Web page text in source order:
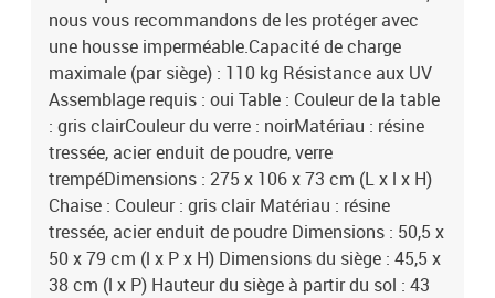
nous vous recommandons de les protéger avec
une housse imperméable.Capacité de charge
maximale (par siège) : 110 kg Résistance aux UV
Assemblage requis : oui Table : Couleur de la table
: gris clairCouleur du verre : noirMatériau : résine
tressée, acier enduit de poudre, verre
trempéDimensions : 275 x 106 x 73 cm (L x l x H)
Chaise : Couleur : gris clair Matériau : résine
tressée, acier enduit de poudre Dimensions : 50,5 x
50 x 79 cm (l x P x H) Dimensions du siège : 45,5 x
38 cm (l x P) Hauteur du siège à partir du sol : 43